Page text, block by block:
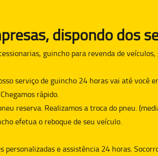
dispondo dos
guincho para revenda de
serviço de guincho 24 horas vai até você
rápido.
reserva. Realizamos a troca do pneu.
efetua o reboque de seu veículo.
personalizadas e assistência 24 horas.